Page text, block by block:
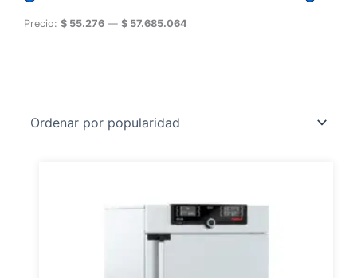
Precio: $ 55.276 — $ 57.685.064